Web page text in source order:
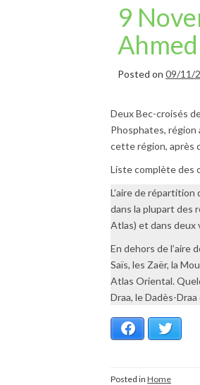
9
Ahmed
Posted on 09/11/
Deux Bec-croisés
Phosphates, région
cette région, après
Liste complète des
L’aire de
dans la plupart des
Atlas) et dans deux
En dehors de l’aire
Saïs, les Zaër, la
Atlas Oriental.
Draa, le Dadès-
Facebook
Posted in Home